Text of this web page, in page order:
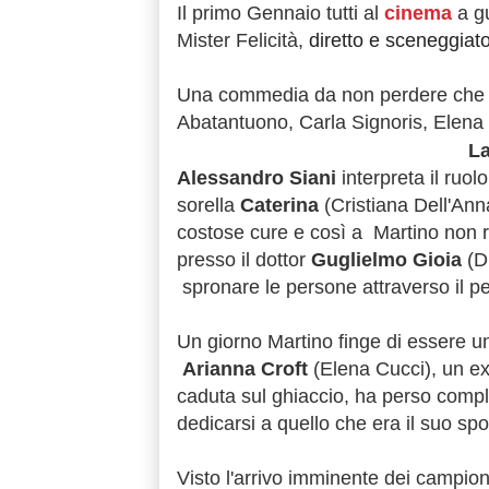
Il primo Gennaio tutti al cinema a
Mister Felicità, diretto e
Una commedia da non perdere
Abatantuono, Carla Signoris,
Alessandro Siani interpreta il
sorella Caterina(Cristiana
costose cure e così a Martino non
presso il dottorGuglielmo Gioia
spronare le persone attraverso il
Un giorno Martino finge di essere
Arianna Croft(Elena Cucci), un
caduta sul ghiaccio, ha perso
dedicarsi a quello che era il suo
Visto l'arrivo imminente dei